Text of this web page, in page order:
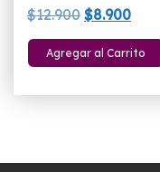
$12.900 El
precio
original
$8.900El
Agregar al Carrito